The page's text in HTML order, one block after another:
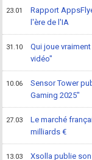
23.01
Rapport
l'ère de l'IA
31.10
Qui joue
vidéo"
10.06
Sensor Tower
Gaming 2025"
27.03
Le marché
milliards €
13.03
Xsolla publie